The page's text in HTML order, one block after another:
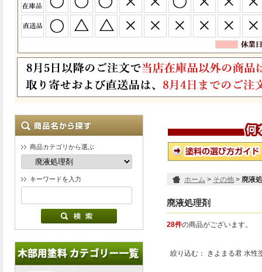
商品カテゴリから選ぶ
キーワードを入力 ホーム > その他 > 廃液
廃液処理剤
28件の商品がございます。
絞り込む： きよまる君 水性